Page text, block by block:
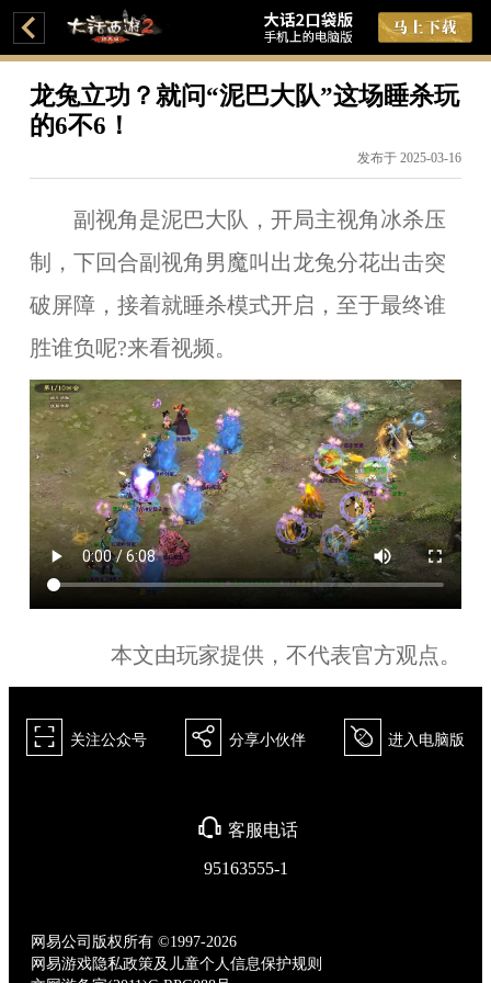
龙兔立功？就问“泥巴大队”这场睡杀玩
的6不6！
发布于 2025-03-16
副视角是泥巴大队，开局主视角冰杀压
制，下回合副视角男魔叫出龙兔分花出击突
破屏障，接着就睡杀模式开启，至于最终谁
胜谁负呢?来看视频。
本文由玩家提供，不代表官方观点。
򰀁 关注公众号 򰀂 分享小伙伴 򰀄 进入电脑版
򰀃 客服电话
95163555-1
网易公司版权所有 ©1997-2026
网易游戏隐私政策及儿童个人信息保护规则